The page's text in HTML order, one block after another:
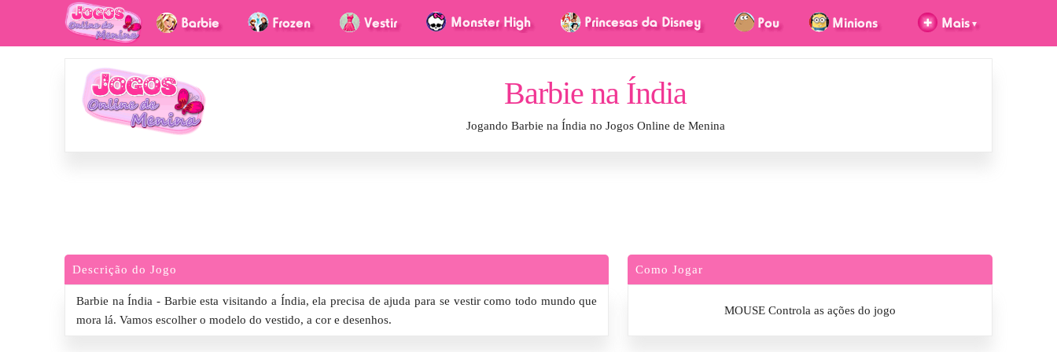
Barbie na Índia
Jogando Barbie na Índia no Jogos Online de Menina
Descrição do Jogo
Barbie na Índia - Barbie esta visitando a Índia, ela precisa de ajuda para se vestir como todo mundo que
mora lá. Vamos escolher o modelo do vestido, a cor e desenhos.
Como Jogar
MOUSE Controla as ações do jogo